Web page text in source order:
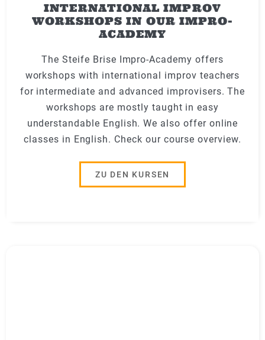
INTERNATIONAL IMPROV
WORKSHOPS IN OUR IMPRO-
ACADEMY
The Steife Brise Impro-Academy offers
workshops with international improv teachers
for intermediate and advanced improvisers. The
workshops are mostly taught in easy
understandable English. We also offer online
classes in English. Check our course overview.
ZU DEN KURSEN